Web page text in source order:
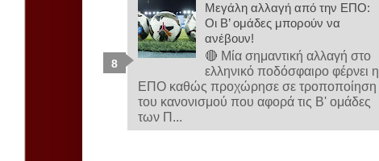
Μεγάλη αλλαγή από την ΕΠΟ:
Οι Β’ ομάδες μπορούν να
ανέβουν!
🔴 Μία σημαντική αλλαγή στο
ελληνικό ποδόσφαιρο φέρνει η
ΕΠΟ καθώς προχώρησε σε τροποποίηση
του κανονισμού που αφορά τις Β' ομάδες
των Π...